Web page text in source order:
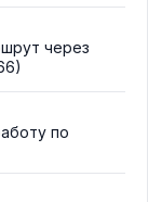
через
по